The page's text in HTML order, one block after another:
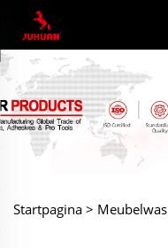
Startpagina > Meubelwas